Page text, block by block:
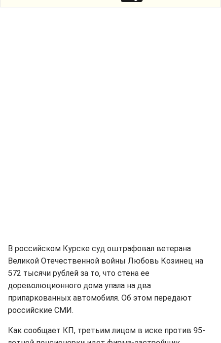
В российском Курске суд оштрафовал ветерана
Великой Отечественной войны Любовь Козинец на
572 тысячи рублей за то, что стена ее
дореволюционного дома упала на два
припаркованных автомобиля. Об этом передают
российские СМИ.
Как сообщает КП, третьим лицом в иске против 95-